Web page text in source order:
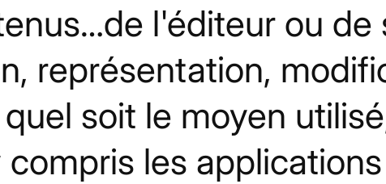
l'éditeur ou de
représentation,
soit le moyen
les